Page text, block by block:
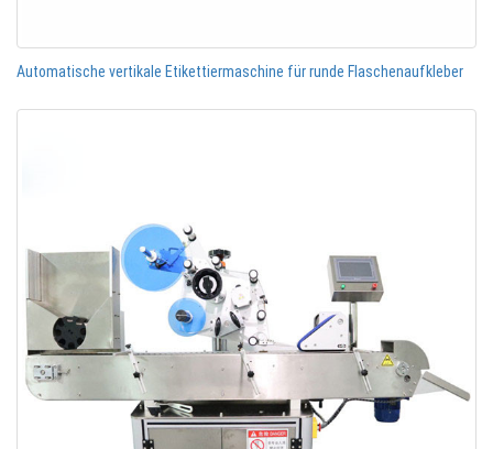
Automatische vertikale Etikettiermaschine für runde Flaschenaufkleber